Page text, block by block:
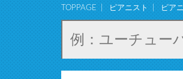
TOPPAGE ピアニスト ピア